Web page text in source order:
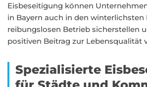
Eisbeseitigung können
in Bayern auch in den winterlichsten
reibungslosen Betrieb sicherstellen
positiven Beitrag zur Lebensqualität
Spezialisierte